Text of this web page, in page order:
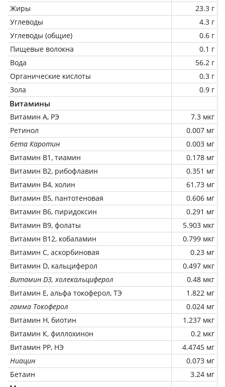
Жиры
23.3 г
Углеводы
4.3 г
Углеводы (общие)
0.6 г
Пищевые волокна
0.1 г
Вода
56.2 г
Органические кислоты
0.3 г
Зола
0.9 г
Витамины
Витамин А, РЭ
7.3 мкг
Ретинол
0.007 мг
бета Каротин
0.003 мг
Витамин В1, тиамин
0.178 мг
Витамин В2, рибофлавин
0.351 мг
Витамин В4, холин
61.73 мг
Витамин В5, пантотеновая
0.606 мг
Витамин В6, пиридоксин
0.291 мг
Витамин В9, фолаты
5.903 мкг
Витамин В12, кобаламин
0.799 мкг
Витамин C, аскорбиновая
0.23 мг
Витамин D, кальциферол
0.497 мкг
Витамин D3, холекальциферол
0.48 мкг
Витамин Е, альфа токоферол, ТЭ
1.822 мг
гамма Токоферол
0.024 мг
Витамин Н, биотин
1.237 мкг
Витамин К, филлохинон
0.2 мкг
Витамин РР, НЭ
4.4745 мг
Ниацин
0.073 мг
Бетаин
3.24 мг